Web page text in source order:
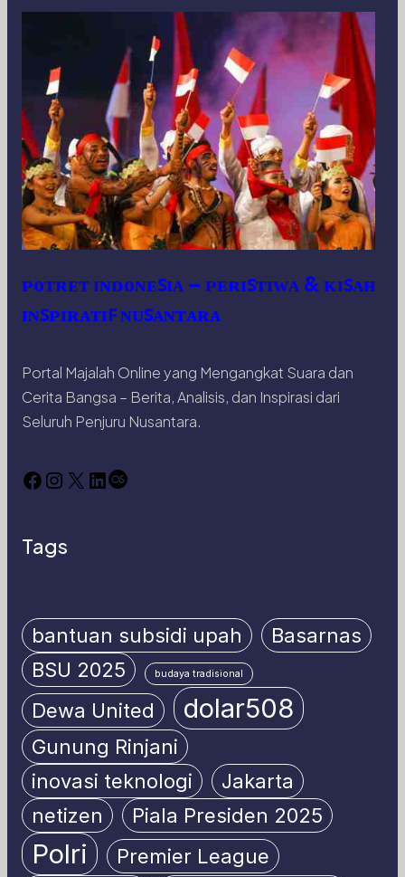
ᴘᴏᴛʀᴇᴛ ɪɴᴅᴏɴᴇꜱɪᴀ – ᴘᴇʀɪꜱᴛɪᴡᴀ & ᴋɪꜱᴀʜ
ɪɴꜱᴘɪʀᴀᴛɪꜰ ɴᴜꜱᴀɴᴛᴀʀᴀ
Portal Majalah Online yang Mengangkat Suara dan
Cerita Bangsa – Berita, Analisis, dan Inspirasi dari
Seluruh Penjuru Nusantara.
Facebook Instagram X LinkedIn Last.fm
Tags
bantuan subsidi upah
Basarnas
BSU 2025
budaya tradisional
Dewa United dolar508
Gunung Rinjani
inovasi teknologi
Jakarta
netizen
Piala Presiden 2025
Polri
Premier League